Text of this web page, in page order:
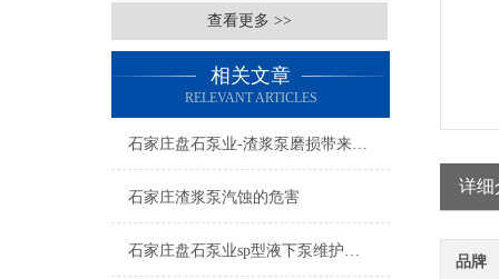
查看更多 >>
相关文章
RELEVANT ARTICLES
石家庄盘石泵业-渣浆泵磨损带来的问题
石家庄渣浆泵汽蚀的危害
石家庄盘石泵业sp型液下泵维护保养
详细
品牌